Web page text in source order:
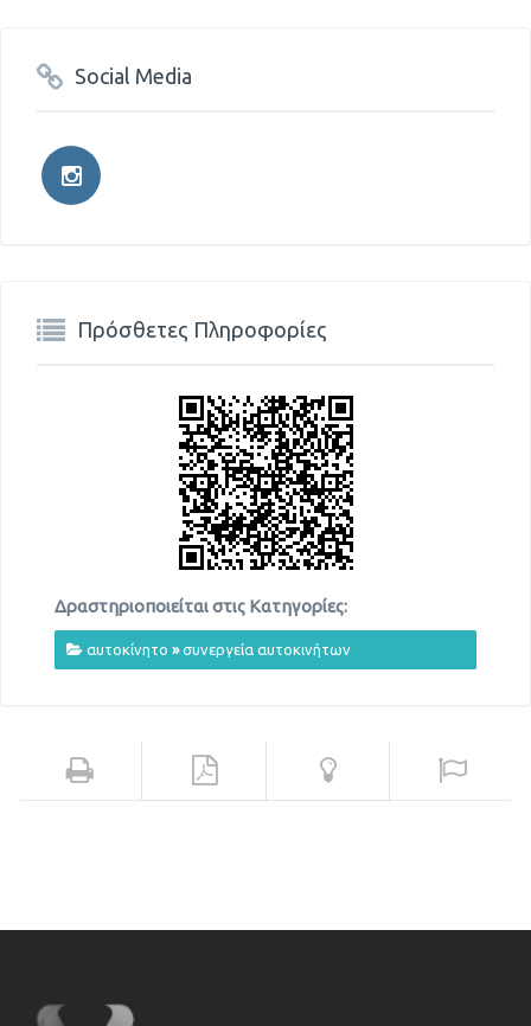
Social Media
Πρόσθετες Πληροφορίες
Δραστηριοποιείται στις Κατηγορίες:
αυτοκίνητο »συνεργεία αυτοκινήτων